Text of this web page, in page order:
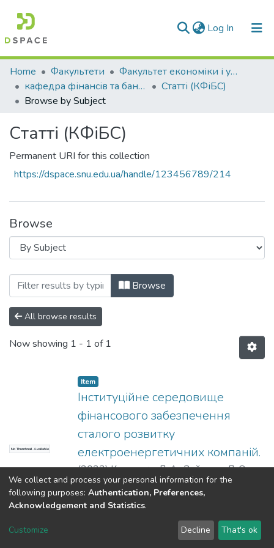
Log In (current)
Communities & Collections
All of DSpace
Home Факультети
Факультет економіки і управління
кафедра фінансів та банківської справи
Статті (КФіБС)
Browse by Subject
Статті (КФіБС)
Permanent URI for this collection
https://dspace.snu.edu.ua/handle/123456789/214
Browse
Browsing Статті (КФіБС) by Subject
Browse
All browse results
Now showing 1 - 1 of 1
No Thumbnail Available
Item
Інституційне середовище
фінансового забезпечення
сталого розвитку
електроенергетичних компаній.
(2023)Костирко, Л. А.;Зайцева, Л. О.
Dspace & Volodymyr Dahl East Ukrainian National University
LYRASIS
Send Feedback
We collect and process your personal information for the
following purposes: Authentication, Preferences,
Acknowledgement and Statistics.
Customize Decline That's ok